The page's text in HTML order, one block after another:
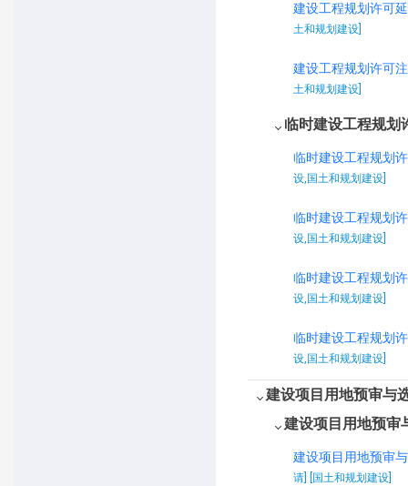
建设工程规划许可
土和规划建设]
建设工程规划许可
土和规划建设]
临时建设工程规划
临时建设工程规划
设,国土和规划建设]
临时建设工程规划
设,国土和规划建设]
临时建设工程规划
设,国土和规划建设]
临时建设工程规划
设,国土和规划建设]
建设项目用地预审与
建设项目用地预审
建设项目用地预审
请] [国土和规划建设]